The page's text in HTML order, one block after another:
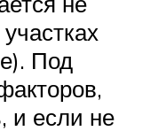
Под
и если не